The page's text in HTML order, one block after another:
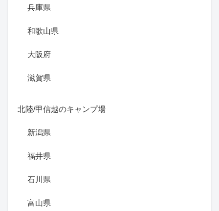
兵庫県
和歌山県
大阪府
滋賀県
北陸/甲信越のキャンプ場
新潟県
福井県
石川県
富山県